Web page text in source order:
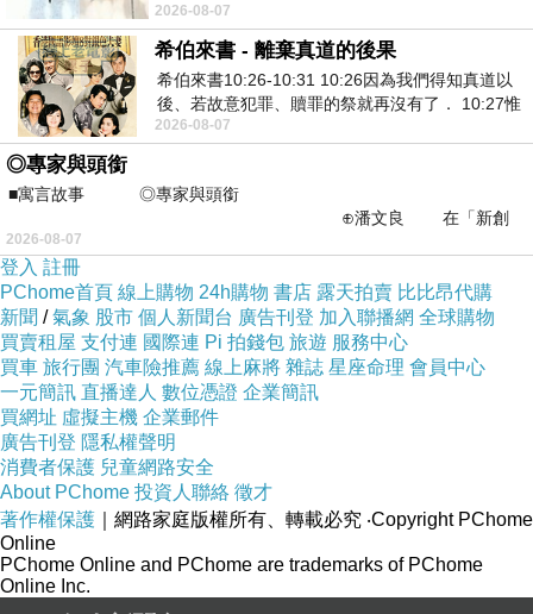
★食品級小蘇打，成份好放心
★不含石化，不傷衣物玉手
★滾筒式洗衣機也適用
★高生物分解度
2026-08-07
希伯來書 - 離棄真道的後果
希伯來書10:26-10:31 10:26因為我們得知真道以
後、若故意犯罪、贖罪的祭就再沒有了． 10:27惟
有戰懼等候審判和那燒滅眾敵人的烈火
2026-08-07
◎專家與頭銜
■寓言故事 ◎專家與頭銜
⊕潘文良 在「新創
之谷」裡——
2026-08-07
登入 註冊
PChome首頁 線上購物 24h購物 書店 露天拍賣 比比昂代購
新聞 /氣象 股市 個人新聞台 廣告刊登 加入聯播網 全球購物
買賣租屋 支付連 國際連 Pi 拍錢包 旅遊 服務中心
買車 旅行團 汽車險推薦 線上麻將 雜誌 星座命理 會員中心
一元簡訊 直播達人 數位憑證 企業簡訊
買網址 虛擬主機 企業郵件
廣告刊登 隱私權聲明
消費者保護 兒童網路安全
About PChome 投資人聯絡 徵才
著作權保護 ｜網路家庭版權所有、轉載必究 ‧Copyright PChome
Online
PChome Online and PChome are trademarks of PChome
Online Inc.